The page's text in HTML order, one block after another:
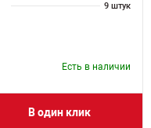
9 штук
Есть в наличии
В один клик